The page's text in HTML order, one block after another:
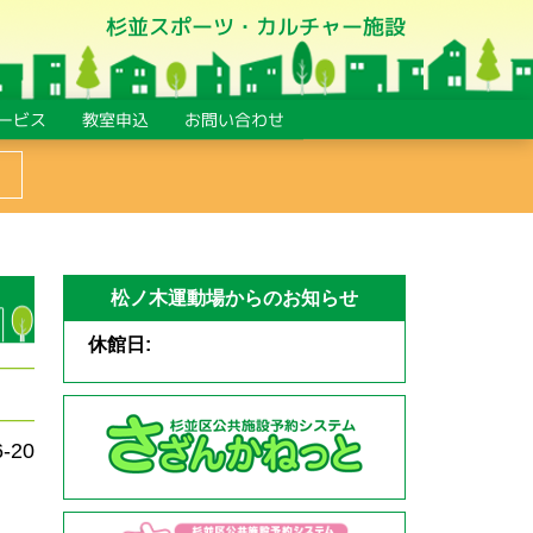
杉並スポーツ・カルチャー施設
20
松ノ木運動場からのお知らせ
休館日:
ビス 教室申込 お問い合わせ